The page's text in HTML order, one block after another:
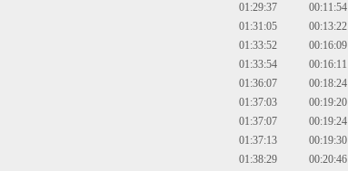
01:29:37 00:11:54
01:31:05 00:13:22
01:33:52 00:16:09
01:33:54 00:16:11
01:36:07 00:18:24
01:37:03 00:19:20
01:37:07 00:19:24
01:37:13 00:19:30
01:38:29 00:20:46